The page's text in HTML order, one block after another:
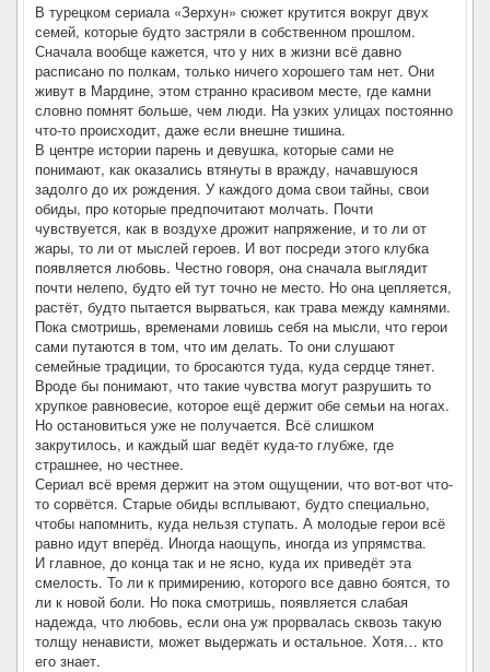
В турецком сериала «Зерхун» сюжет крутится вокруг двух
семей, которые будто застряли в собственном прошлом.
Сначала вообще кажется, что у них в жизни всё давно
расписано по полкам, только ничего хорошего там нет. Они
живут в Мардине, этом странно красивом месте, где камни
словно помнят больше, чем люди. На узких улицах постоянно
что-то происходит, даже если внешне тишина.
В центре истории парень и девушка, которые сами не
понимают, как оказались втянуты в вражду, начавшуюся
задолго до их рождения. У каждого дома свои тайны, свои
обиды, про которые предпочитают молчать. Почти
чувствуется, как в воздухе дрожит напряжение, и то ли от
жары, то ли от мыслей героев. И вот посреди этого клубка
появляется любовь. Честно говоря, она сначала выглядит
почти нелепо, будто ей тут точно не место. Но она цепляется,
растёт, будто пытается вырваться, как трава между камнями.
Пока смотришь, временами ловишь себя на мысли, что герои
сами путаются в том, что им делать. То они слушают
семейные традиции, то бросаются туда, куда сердце тянет.
Вроде бы понимают, что такие чувства могут разрушить то
хрупкое равновесие, которое ещё держит обе семьи на ногах.
Но остановиться уже не получается. Всё слишком
закрутилось, и каждый шаг ведёт куда-то глубже, где
страшнее, но честнее.
Сериал всё время держит на этом ощущении, что вот-вот что-
то сорвётся. Старые обиды всплывают, будто специально,
чтобы напомнить, куда нельзя ступать. А молодые герои всё
равно идут вперёд. Иногда наощупь, иногда из упрямства.
И главное, до конца так и не ясно, куда их приведёт эта
смелость. То ли к примирению, которого все давно боятся, то
ли к новой боли. Но пока смотришь, появляется слабая
надежда, что любовь, если она уж прорвалась сквозь такую
толщу ненависти, может выдержать и остальное. Хотя… кто
его знает.